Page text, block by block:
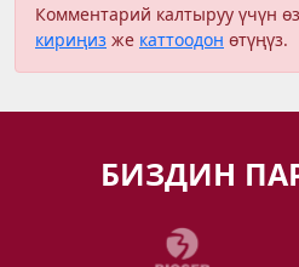
Комментарий калтыруу үчүн
кириңиз же каттоодон өтүңүз.
БИЗДИН